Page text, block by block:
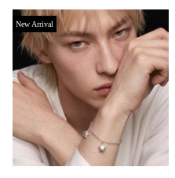
New Arrival